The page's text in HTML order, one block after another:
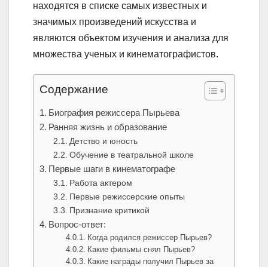
находятся в списке самых известных и
значимых произведений искусства и
являются объектом изучения и анализа для
множества ученых и кинематографистов.
Содержание
Биография режиссера Пырьева
Ранняя жизнь и образование
Детство и юность
Обучение в театральной школе
Первые шаги в кинематографе
Работа актером
Первые режиссерские опыты
Признание критикой
Вопрос-ответ:
Когда родился режиссер Пырьев?
Какие фильмы снял Пырьев?
Какие награды получил Пырьев за